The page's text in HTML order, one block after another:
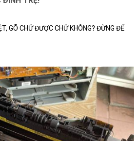
GÕ CHỮ ĐƯỢC CHỮ KHÔNG? ĐỪNG ĐỂ